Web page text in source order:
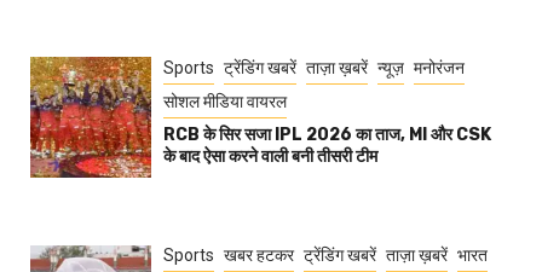
Sports ट्रेंडिंग खबरें ताज़ा ख़बरें न्यूज़ मनोरंजन
सोशल मीडिया वायरल
RCB के सिर सजा IPL 2026 का ताज, MI और CSK
के बाद ऐसा करने वाली बनी तीसरी टीम
Sports खबर हटकर ट्रेंडिंग खबरें ताज़ा ख़बरें भारत